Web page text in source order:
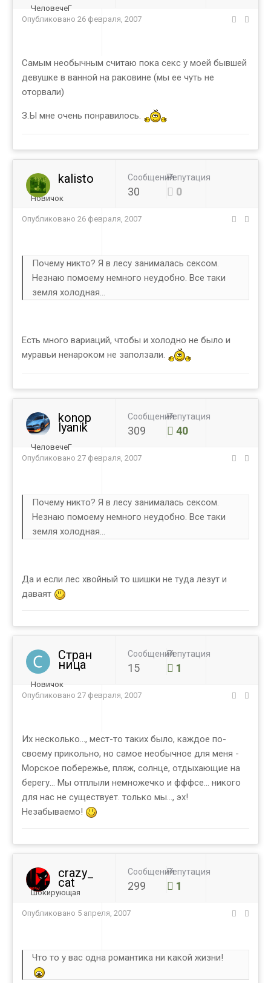
ЧеловечеГ
Опубликовано 26 февраля, 2007
Самым необычным считаю пока секс у моей бывшей
девушке в ванной на раковине (мы ее чуть не
оторвали)
З.Ы мне очень понравилось.
kalisto
Новичок
Сообщений
30
Репутация
0
Опубликовано 26 февраля, 2007
Почему никто? Я в лесу занималась сексом.
Незнаю помоему немного неудобно. Все таки
земля холодная...
Есть много вариаций, чтобы и холодно не было и
муравьи ненароком не заползали.
konop
lyanik
ЧеловечеГ
Сообщений
309
Репутация
40
Опубликовано 27 февраля, 2007
Почему никто? Я в лесу занималась сексом.
Незнаю помоему немного неудобно. Все таки
земля холодная...
Да и если лес хвойный то шишки не туда лезут и
даваят
Стран
ница
Новичок
Сообщений
15
Репутация
1
Опубликовано 27 февраля, 2007
Их несколько..., мест-то таких было, каждое по-
своему прикольно, но самое необычное для меня -
Морское побережье, пляж, солнце, отдыхающие на
берегу... Мы отплыли немножечко и фффсе... никого
для нас не существует. только мы..., эх!
Незабываемо!
crazy_
cat
Шокирующая
Сообщений
299
Репутация
1
Опубликовано 5 апреля, 2007
Что то у вас одна романтика ни какой жизни!